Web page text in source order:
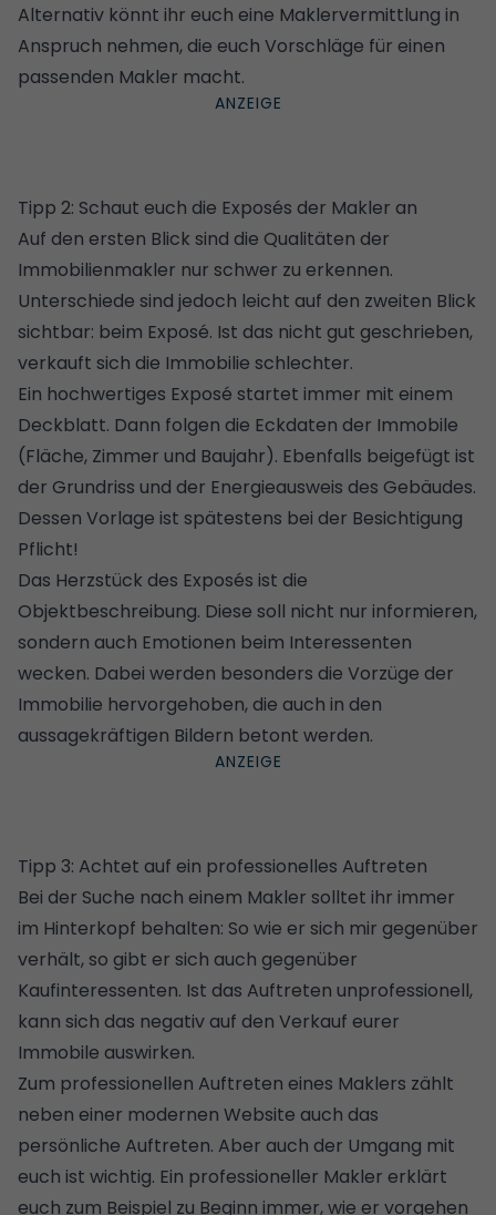
Alternativ könnt ihr euch eine Maklervermittlung in
Anspruch nehmen, die euch Vorschläge für einen
passenden Makler macht.
Tipp 2: Schaut euch die Exposés der Makler an
Auf den ersten Blick sind die Qualitäten der
Immobilienmakler nur schwer zu erkennen.
Unterschiede sind jedoch leicht auf den zweiten Blick
sichtbar: beim Exposé. Ist das nicht gut geschrieben,
verkauft sich die Immobilie schlechter.
Ein hochwertiges Exposé startet immer mit einem
Deckblatt. Dann folgen die Eckdaten der Immobile
(Fläche, Zimmer und Baujahr). Ebenfalls beigefügt ist
der Grundriss und der Energieausweis des Gebäudes.
Dessen Vorlage ist spätestens bei der Besichtigung
Pflicht!
Das Herzstück des Exposés ist die
Objektbeschreibung. Diese soll nicht nur informieren,
sondern auch Emotionen beim Interessenten
wecken. Dabei werden besonders die Vorzüge der
Immobilie hervorgehoben, die auch in den
aussagekräftigen Bildern betont werden.
Tipp 3: Achtet auf ein professionelles Auftreten
Bei der Suche nach einem Makler solltet ihr immer
im Hinterkopf behalten: So wie er sich mir gegenüber
verhält, so gibt er sich auch gegenüber
Kaufinteressenten. Ist das Auftreten unprofessionell,
kann sich das negativ auf den Verkauf eurer
Immobile auswirken.
Zum professionellen Auftreten eines Maklers zählt
neben einer modernen Website auch das
persönliche Auftreten. Aber auch der Umgang mit
euch ist wichtig. Ein professioneller Makler erklärt
euch zum Beispiel zu Beginn immer, wie er vorgehen